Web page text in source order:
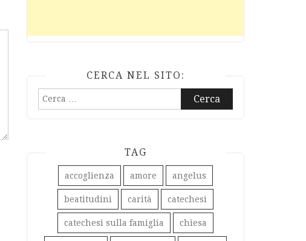
CERCA NEL SITO:
Ricerca
TAG
accoglienza amore angelus
beatitudini carità catechesi
catechesi sulla famiglia chiesa